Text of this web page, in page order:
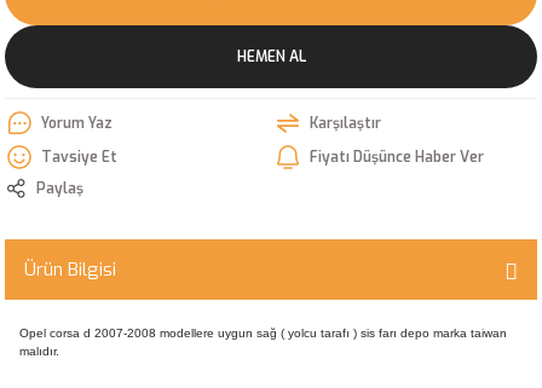
HEMEN AL
Yorum Yaz
Karşılaştır
Tavsiye Et
Fiyatı Düşünce Haber Ver
Paylaş
Ürün Bilgisi
Opel corsa d 2007-2008 modellere uygun sağ ( yolcu tarafı ) sis farı depo marka taiwan
malıdır.